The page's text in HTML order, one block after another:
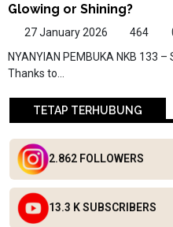
Glowing or Shining?
27 January 2026 464
NYANYIAN PEMBUKA NKB 133 –
Thanks to...
TETAP TERHUBUNG
2.862 FOLLOWERS
13.3 K SUBSCRIBERS